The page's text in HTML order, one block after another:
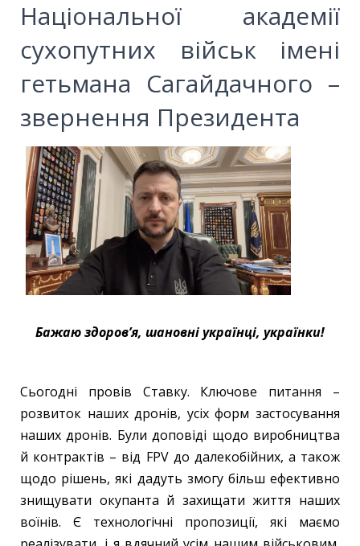
Національної академії
сухопутних військ імені
гетьмана Сагайдачного –
звернення Президента
Бажаю здоров’я, шановні українці, українки!
Сьогодні провів Ставку. Ключове питання –
розвиток наших дронів, усіх форм застосування
наших дронів. Були доповіді щодо виробництва
й контрактів – від FPV до далекобійних, а також
щодо рішень, які дадуть змогу більш ефективно
знищувати окупанта й захищати життя наших
воїнів. Є технологічні пропозиції, які маємо